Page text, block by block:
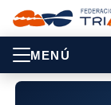
MENÚ